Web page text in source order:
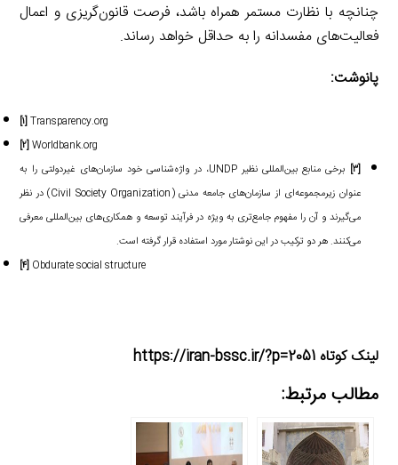
چنانچه با نظارت مستمر همراه باشد، فرصت قانون‌گریزی و اعمال
فعالیت‌های مفسدانه را به حداقل خواهد رساند.
پانوشت:
[۱] Transparency.org
[۲] Worldbank.org
[۳]
برخی منابع بین‌المللی نظیر UNDP، در واژه‌شناسی خود سازمان‌های غیردولتی را به
عنوان زیرمجموعه‌ای از سازمان‌های جامعه مدنی (Civil Society Organization) در نظر
می‌گیرند و آن را مفهوم جامع‌تری به ویژه در فرآیند توسعه و همکاری‌های بین‌المللی معرفی
می‌کنند. هر دو ترکیب در این نوشتار مورد استفاده قرار گرفته است.
[۴] Obdurate social structure
لینک کوتاه https://iran-bssc.ir/?p=2051
مطالب مرتبط: